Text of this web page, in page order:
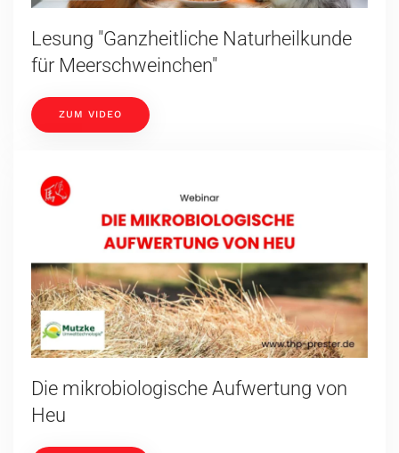
Lesung "Ganzheitliche Naturheilkunde
für Meerschweinchen"
ZUM VIDEO
Die mikrobiologische Aufwertung von
Heu